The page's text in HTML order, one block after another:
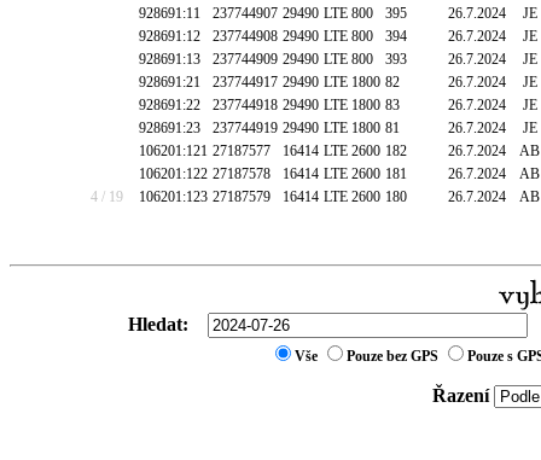
928691:11
237744907 29490 LTE 800 395 26.7.2024
JE
928691:12
237744908 29490 LTE 800 394 26.7.2024
JE
928691:13
237744909 29490 LTE 800 393 26.7.2024
JE
928691:21
237744917 29490 LTE 1800 82 26.7.2024
JE
928691:22
237744918 29490 LTE 1800 83 26.7.2024
JE
928691:23
237744919 29490 LTE 1800 81 26.7.2024
JE
106201:121 27187577 16414 LTE 2600 182 26.7.2024
AB
106201:122 27187578 16414 LTE 2600 181 26.7.2024
AB
4 / 19
106201:123 27187579 16414 LTE 2600 180 26.7.2024 AB
Hledat:
Vše Pouze bez GPS Pouze s
Řazení